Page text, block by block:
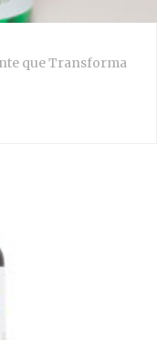
que Transforma